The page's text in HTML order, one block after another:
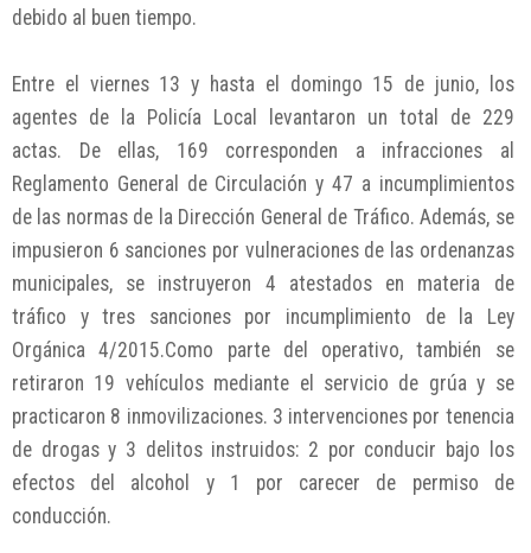
debido al buen tiempo.
Entre el viernes 13 y hasta el domingo 15 de junio, los
agentes de la Policía Local levantaron un total de 229
actas. De ellas, 169 corresponden a infracciones al
Reglamento General de Circulación y 47 a incumplimientos
de las normas de la Dirección General de Tráfico. Además, se
impusieron 6 sanciones por vulneraciones de las ordenanzas
municipales, se instruyeron 4 atestados en materia de
tráfico y tres sanciones por incumplimiento de la Ley
Orgánica 4/2015.Como parte del operativo, también se
retiraron 19 vehículos mediante el servicio de grúa y se
practicaron 8 inmovilizaciones. 3 intervenciones por tenencia
de drogas y 3 delitos instruidos: 2 por conducir bajo los
efectos del alcohol y 1 por carecer de permiso de
conducción.